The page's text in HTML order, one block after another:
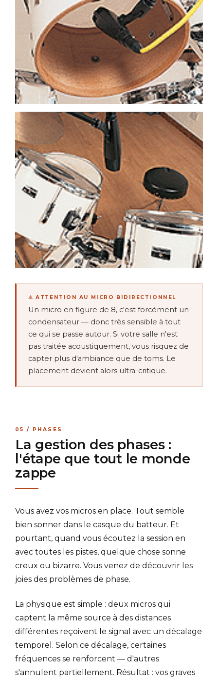
⚠ ATTENTION AU MICRO BIDIRECTIONNEL
Un micro en figure de 8, c'est forcément un
condensateur — donc très sensible à tout
ce qui se passe autour. Si votre salle n'est
pas traitée acoustiquement, vous risquez de
capter plus d'ambiance que de toms. Le
placement devient alors ultra-critique.
05 / PHASES
La gestion des phases :
l'étape que tout le monde
zappe
Vous avez vos micros en place. Tout semble
bien sonner dans le casque du batteur. Et
pourtant, quand vous écoutez la session en
avec toutes les pistes, quelque chose sonne
creux ou bizarre. Vous venez de découvrir les
joies des problèmes de phase.
La physique est simple : deux micros qui
captent la même source à des distances
différentes reçoivent le signal avec un décalage
temporel. Selon ce décalage, certaines
fréquences se renforcent — d'autres
s'annulent partiellement. Résultat : vos graves